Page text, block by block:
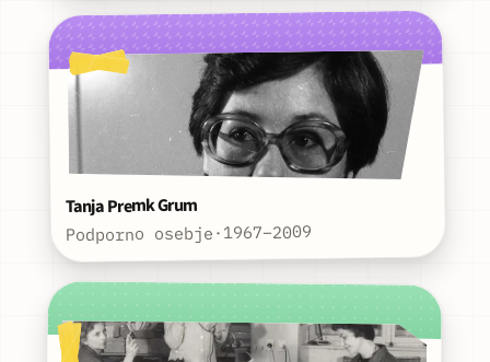
Tanja Premk Grum
Podporno osebje·1967–2009